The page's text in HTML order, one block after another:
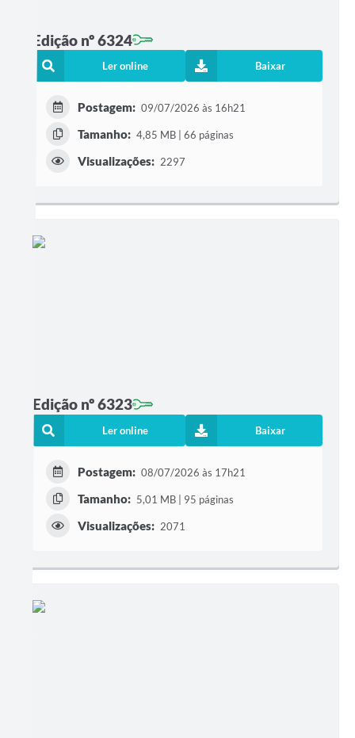
Edição nº 6324
Ler online Baixar
Postagem: 09/07/2026 às 16h21
Tamanho: 4,85 MB | 66 páginas
Visualizações: 2297
Edição nº 6323
Ler online Baixar
Postagem: 08/07/2026 às 17h21
Tamanho: 5,01 MB | 95 páginas
Visualizações: 2071